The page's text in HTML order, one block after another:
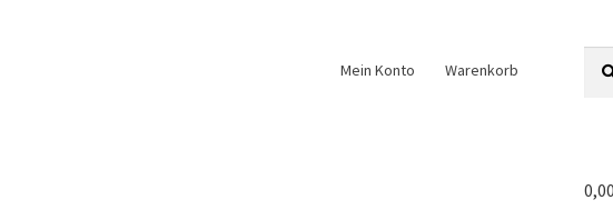
Mein Konto Warenkorb
0,00